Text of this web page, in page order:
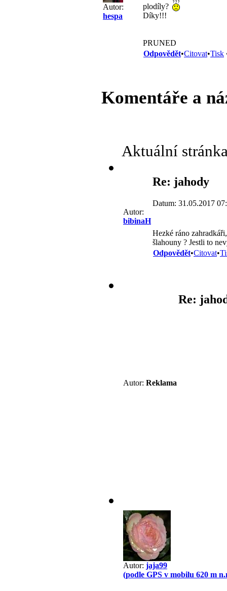
Autor:
hespa
plodíly?
Díky!!!
PRUNED
Odpovědět•Citovat•Tisk
Komentáře a
Aktuální
Autor:
bibinaH
Re: jahody
Datum: 31.05.2017
Hezké ráno
šlahouny ? Jestli to
Odpovědět•Citovat•
Autor: Reklama
Re:
Autor: jaja99
(podle GPS v mobilu 620 m